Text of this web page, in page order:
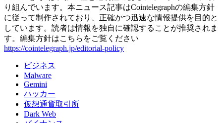
り組んでいます。本ニュース記事はCointelegraphの編集方針
に従って制作されており、正確かつ迅速な情報提供を目的と
しています。読者は情報を独自に確認することが推奨されま
す。編集方針はこちらをご覧ください
https://cointelegraph.jp/editorial-policy
ビジネス
Malware
Gemini
ハッカー
仮想通貨取引所
Dark Web